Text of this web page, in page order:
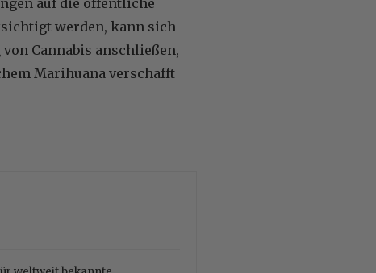
werden, kann sich
Cannabis anschließen,
Marihuana verschafft